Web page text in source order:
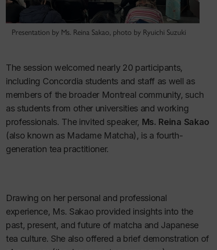
Presentation by Ms. Reina Sakao, photo by Ryuichi Suzuki
The session welcomed nearly 20 participants,
including Concordia students and staff as well as
members of the broader Montreal community, such
as students from other universities and working
professionals. The invited speaker, Ms. Reina Sakao
(also known as Madame Matcha), is a fourth-
generation tea practitioner.
Drawing on her personal and professional
experience, Ms. Sakao provided insights into the
past, present, and future of matcha and Japanese
tea culture. She also offered a brief demonstration of